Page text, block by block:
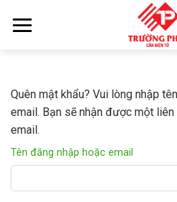
Quên mật khẩu? Vui lòng nhập
email. Bạn sẽ nhận được một
email.
Tên đăng nhập hoặc email